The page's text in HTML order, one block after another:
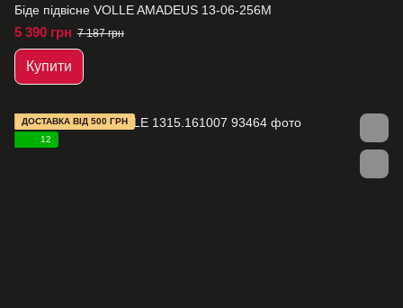
Біде підвісне VOLLE AMADEUS 13-06-256M
5 390 грн 7 187 грн
Купити
ДОСТАВКА ВІД 500 ГРН
12